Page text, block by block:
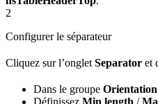
2
Configurer le séparateur
Cliquez sur l’onglet Separator et
Dans le groupe Orientation
Définissez Min length /